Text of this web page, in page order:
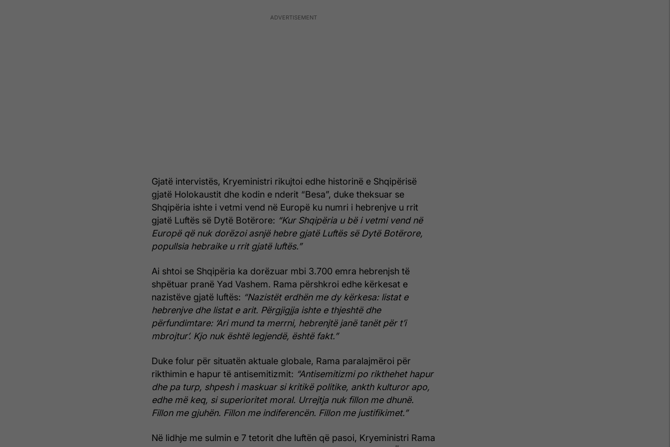
Gjatë intervistës, Kryeministri rikujtoi edhe historinë e Shqipërisë
gjatë Holokaustit dhe kodin e nderit “Besa”, duke theksuar se
Shqipëria ishte i vetmi vend në Europë ku numri i hebrenjve u rrit
gjatë Luftës së Dytë Botërore: “Kur Shqipëria u bë i vetmi vend në
Europë që nuk dorëzoi asnjë hebre gjatë Luftës së Dytë Botërore,
popullsia hebraike u rrit gjatë luftës.”
Ai shtoi se Shqipëria ka dorëzuar mbi 3.700 emra hebrenjsh të
shpëtuar pranë Yad Vashem. Rama përshkroi edhe kërkesat e
nazistëve gjatë luftës: “Nazistët erdhën me dy kërkesa: listat e
hebrenjve dhe listat e arit. Përgjigjja ishte e thjeshtë dhe
përfundimtare: ‘Ari mund ta merrni, hebrenjtë janë tanët për t’i
mbrojtur’. Kjo nuk është legjendë, është fakt.”
Duke folur për situatën aktuale globale, Rama paralajmëroi për
rikthimin e hapur të antisemitizmit: “Antisemitizmi po rikthehet hapur
dhe pa turp, shpesh i maskuar si kritikë politike, ankth kulturor apo,
edhe më keq, si superioritet moral. Urrejtja nuk fillon me dhunë.
Fillon me gjuhën. Fillon me indiferencën. Fillon me justifikimet.”
Në lidhje me sulmin e 7 tetorit dhe luftën që pasoi, Kryeministri Rama